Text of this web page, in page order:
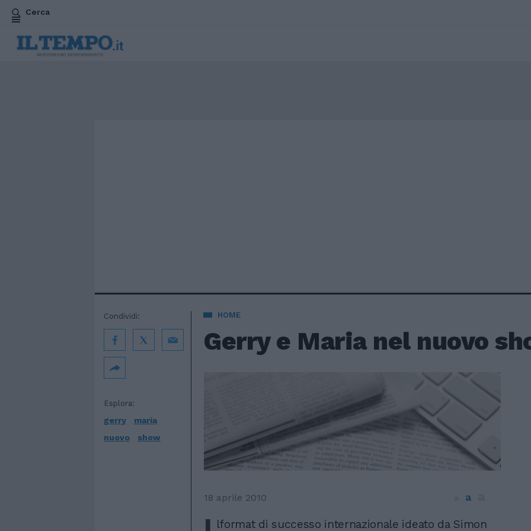
Cerca
HOME
Gerry e Maria nel nuovo
Esplora:
gerry
maria
nuovo
show
Condividi:
18 aprile 2010 a
lformat di successo internazionale ideato da Simon